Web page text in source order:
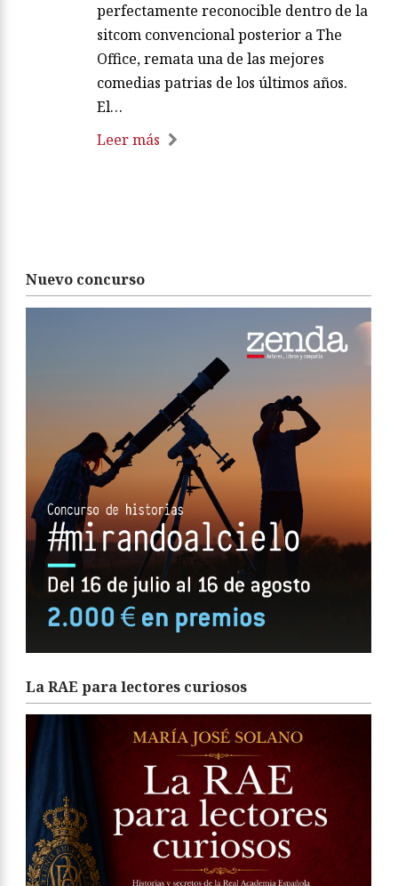
perfectamente reconocible dentro de la
sitcom convencional posterior a The
Office, remata una de las mejores
comedias patrias de los últimos años.
El…
Leer más
Nuevo concurso
La RAE para lectores curiosos